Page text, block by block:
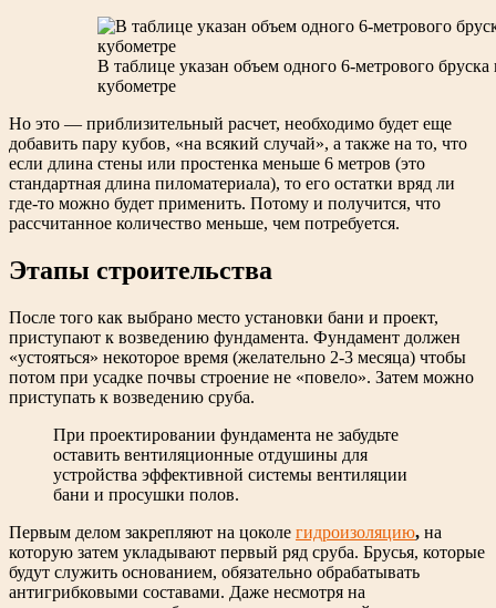
В таблице указан объем одного 6-метрового
кубометре
Но это — приблизительный расчет, необходимо будет еще
добавить пару кубов, «на всякий случай», а также на то, что
если длина стены или простенка меньше 6 метров (это
стандартная длина пиломатериала), то его остатки вряд ли
где-то можно будет применить. Потому и получится, что
рассчитанное количество меньше, чем потребуется.
Этапы строительства
После того как выбрано место установки бани и проект,
приступают к возведению фундамента. Фундамент должен
«устояться» некоторое время (желательно 2-3 месяца) чтобы
потом при усадке почвы строение не «повело». Затем можно
приступать к возведению сруба.
При проектировании фундамента не забудьте
оставить вентиляционные отдушины для
устройства эффективной системы вентиляции
бани и просушки полов.
Первым делом закрепляют на цоколе гидроизоляцию, на
которую затем укладывают первый ряд сруба. Брусья, которые
будут служить основанием, обязательно обрабатывать
антигрибковыми составами. Даже несмотря на